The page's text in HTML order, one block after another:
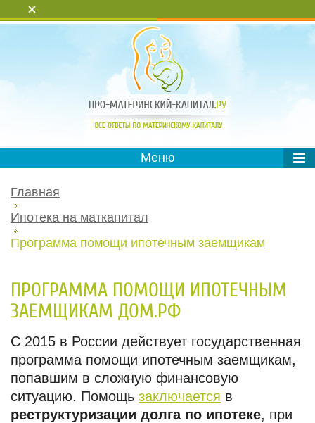
Меню
Главная
Ипотека на маткапитал
Программа помощи ипотечным заемщикам
ПРОГРАММА ПОМОЩИ ИПОТЕЧНЫМ
ЗАЕМЩИКАМ ДОМ.РФ
С 2015 в России действует государственная
программа помощи ипотечным заемщикам,
попавшим в сложную финансовую
ситуацию. Помощь заключается в
реструктуризации долга по ипотеке, при
+